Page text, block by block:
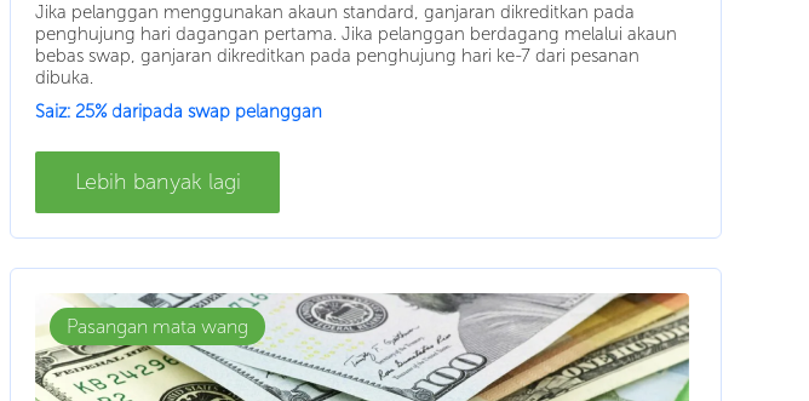
Jika pelanggan menggunakan akaun standard, ganjaran dikreditkan pada
penghujung hari dagangan pertama. Jika pelanggan berdagang melalui akaun
bebas swap, ganjaran dikreditkan pada penghujung hari ke-7 dari pesanan
dibuka.
Saiz: 25% daripada swap pelanggan
Lebih banyak lagi
Pasangan mata wang